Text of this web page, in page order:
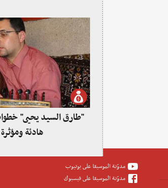
"طارق السيد يحيى"
هادئة ومؤثرة
مدوّنة الموسيقا على يوتيوب
مدوّنة الموسيقا على فيسبوك